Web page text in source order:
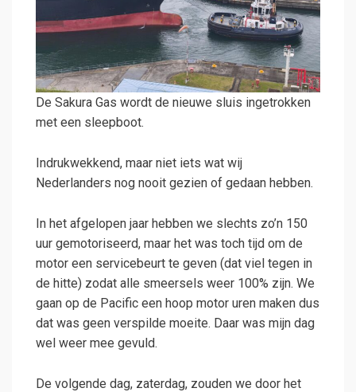
De Sakura Gas wordt de nieuwe sluis ingetrokken
met een sleepboot.
Indrukwekkend, maar niet iets wat wij
Nederlanders nog nooit gezien of gedaan hebben.
In het afgelopen jaar hebben we slechts zo’n 150
uur gemotoriseerd, maar het was toch tijd om de
motor een servicebeurt te geven (dat viel tegen in
de hitte) zodat alle smeersels weer 100% zijn. We
gaan op de Pacific een hoop motor uren maken dus
dat was geen verspilde moeite. Daar was mijn dag
wel weer mee gevuld.
De volgende dag, zaterdag, zouden we door het